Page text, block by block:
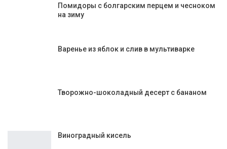
Помидоры с болгарским перцем и чесноком
на зиму
Варенье из яблок и слив в мультиварке
Творожно-шоколадный десерт с бананом
Виноградный кисель